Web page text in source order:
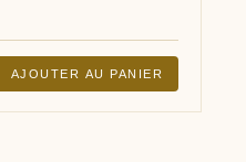
AJOUTER AU PANIER